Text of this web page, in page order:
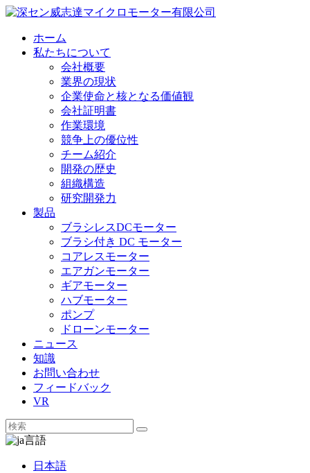
ホーム
私たちについて
会社概要
業界の現状
企業使命と核となる価値観
会社証明書
作業環境
競争上の優位性
チーム紹介
開発の歴史
組織構造
研究開発力
製品
ブラシレスDCモーター
ブラシ付き DC モーター
コアレスモーター
エアガンモーター
ギアモーター
ハブモーター
ポンプ
ドローンモーター
ニュース
知識
お問い合わせ
フィードバック
VR
言語
日本語